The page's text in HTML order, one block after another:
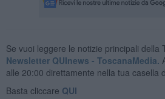
Se vuoi leggere le notizie principali della
Newsletter QUInews - ToscanaMedia.
alle 20:00 direttamente nella tua casella
Basta cliccare QUI